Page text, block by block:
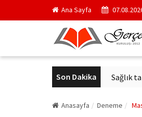
Ana Sayfa
Son Dakika
kurul başkanı oldu Sağlık
Anasayfa Deneme